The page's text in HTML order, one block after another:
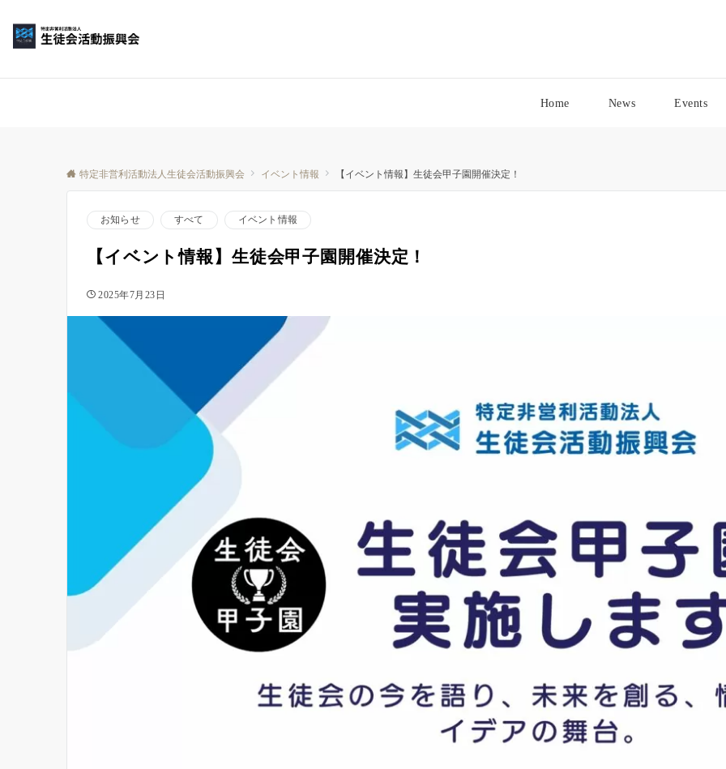
Home News Events
特定非営利活動法人生徒会活動振興会 イベント情報 【イベント情報】生徒会甲子園開催決定！
お知らせ すべて イベント情報
【イベント情報】生徒会甲子園開催決定！
2025年7月23日